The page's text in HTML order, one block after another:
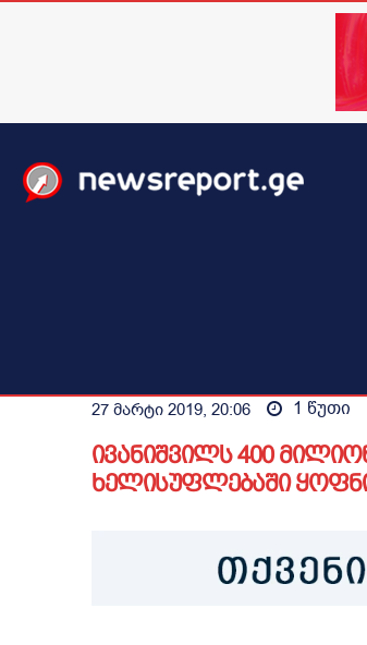
27 მარტი 2019, 20:06 1 წუთი
ივანიშვილს 400
ხელისუფლებაში